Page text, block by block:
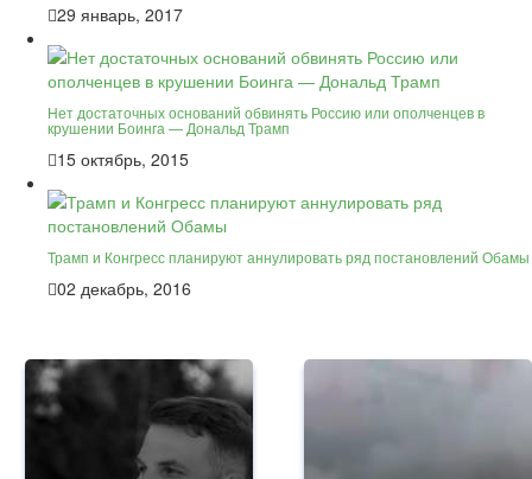
29 январь, 2017
Нет достаточных оснований обвинять Россию или ополченцев в
крушении Боинга — Дональд Трамп
15 октябрь, 2015
Трамп и Конгресс планируют аннулировать ряд постановлений Обамы
02 декабрь, 2016